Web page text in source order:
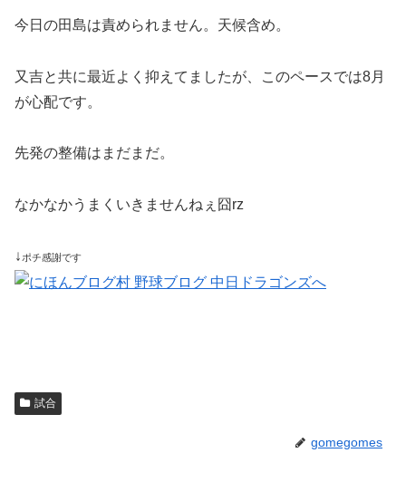
今日の田島は責められません。天候含め。
又吉と共に最近よく抑えてましたが、このペースでは8月
が心配です。
先発の整備はまだまだ。
なかなかうまくいきませんねぇ囧rz
↓ ポチ感謝です
試合
gomegomes